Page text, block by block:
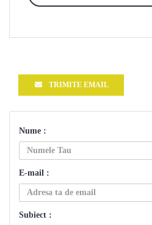
TRIMITE EMAIL
Nume :
E-mail :
Subiect :